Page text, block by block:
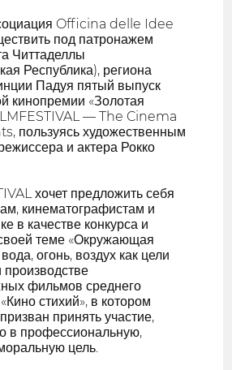
Officina delle Idee
под патронажем
Читтаделлы
Республика), региона
Падуя пятый выпуск
кинопремии «Золотая
— The Cinema
пользуясь художественным
и актера Рокко
хочет предложить себя
кинематографистам и
в качестве конкурса и
теме «Окружающая
огонь, воздух как цели
производстве
фильмов среднего
стихий», в котором
принять участие,
в профессиональную,
цель.